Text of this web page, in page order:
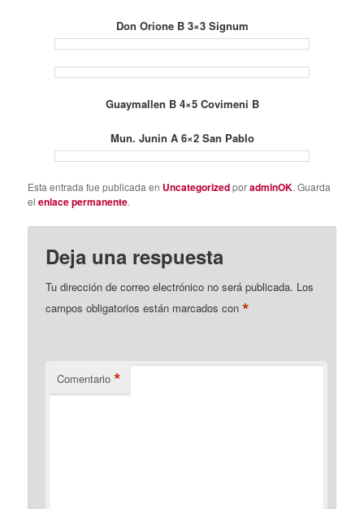
Don Orione B 3×3 Signum
Guaymallen B 4×5 Covimeni B
Mun. Junin A 6×2 San Pablo
Esta entrada fue publicada en UncategorizedporadminOK. Guarda
elenlace permanente.
Deja una respuesta
Tu dirección de correo electrónico no será publicada. Los
campos obligatorios están marcados con*
Comentario *